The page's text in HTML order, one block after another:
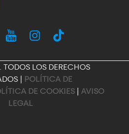
LOS DERECHOS
| POLÍTICA DE
DE COOKIES | AVISO
LEGAL